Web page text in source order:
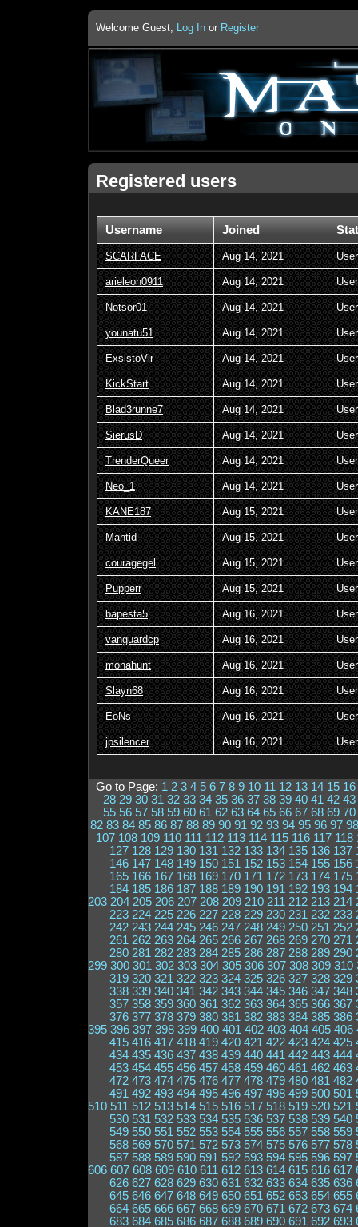
Welcome Guest, Log In or Register
Registered users
Username Joined
SCARFACE Aug 14, 2021 User
arieleon0911 Aug 14, 2021 User
Notsor01 Aug 14, 2021 User
younatu51 Aug 14, 2021 User
ExsistoVir Aug 14, 2021 User
KickStart Aug 14, 2021 User
Blad3runne7 Aug 14, 2021 User
SierusD Aug 14, 2021 User
TrenderQueer Aug 14, 2021 User
Neo_1 Aug 14, 2021 User
KANE187 Aug 15, 2021 User
Mantid Aug 15, 2021 User
couragegel Aug 15, 2021 User
Pupperr Aug 15, 2021 User
bapesta5 Aug 16, 2021 User
vanguardcp Aug 16, 2021 User
monahunt Aug 16, 2021 User
Slayn68 Aug 16, 2021 User
EoNs Aug 16, 2021 User
jpsilencer Aug 16, 2021 User
Go to Page: 1 2 3 4 5 6 7 8 9 10 11 12 13 14 15 16
28 29 30 31 32 33 34 35 36 37 38 39 40 41 42 43
55 56 57 58 59 60 61 62 63 64 65 66 67 68 69 70
82 83 84 85 86 87 88 89 90 91 92 93 94 95 96 97 98
107 108 109 110 111 112 113 114 115 116 117 118
127 128 129 130 131 132 133 134 135 136 137
146 147 148 149 150 151 152 153 154 155 156
165 166 167 168 169 170 171 172 173 174 175
184 185 186 187 188 189 190 191 192 193 194
203 204 205 206 207 208 209 210 211 212 213 214
223 224 225 226 227 228 229 230 231 232 233
242 243 244 245 246 247 248 249 250 251 252
261 262 263 264 265 266 267 268 269 270 271
280 281 282 283 284 285 286 287 288 289 290
299 300 301 302 303 304 305 306 307 308 309 310
319 320 321 322 323 324 325 326 327 328 329
338 339 340 341 342 343 344 345 346 347 348
357 358 359 360 361 362 363 364 365 366 367
376 377 378 379 380 381 382 383 384 385 386
395 396 397 398 399 400 401 402 403 404 405 406
415 416 417 418 419 420 421 422 423 424 425
434 435 436 437 438 439 440 441 442 443 444
453 454 455 456 457 458 459 460 461 462 463
472 473 474 475 476 477 478 479 480 481 482
491 492 493 494 495 496 497 498 499 500 501
510 511 512 513 514 515 516 517 518 519 520 521
530 531 532 533 534 535 536 537 538 539 540
549 550 551 552 553 554 555 556 557 558 559
568 569 570 571 572 573 574 575 576 577 578
587 588 589 590 591 592 593 594 595 596 597
606 607 608 609 610 611 612 613 614 615 616 617
626 627 628 629 630 631 632 633 634 635 636
645 646 647 648 649 650 651 652 653 654 655
664 665 666 667 668 669 670 671 672 673 674
683 684 685 686 687 688 689 690 691 692 693